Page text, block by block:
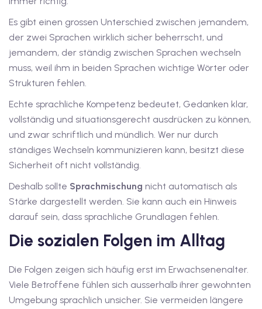
mit
den fide-Test
Es gibt einen grossen Unterschied zwischen jemandem,
der zwei Sprachen wirklich sicher beherrscht, und
jemandem, der ständig zwischen Sprachen wechseln
muss, weil ihm in beiden Sprachen wichtige Wörter oder
Strukturen fehlen.
Echte sprachliche Kompetenz bedeutet, Gedanken klar,
vollständig und situationsgerecht ausdrücken zu können,
und zwar schriftlich und mündlich. Wer nur durch
ständiges Wechseln kommunizieren kann, besitzt diese
Sicherheit oft nicht vollständig.
Deshalb sollte Sprachmischung nicht automatisch als
Stärke dargestellt werden. Sie kann auch ein Hinweis
darauf sein, dass sprachliche Grundlagen fehlen.
Die sozialen Folgen im Alltag
Die Folgen zeigen sich häufig erst im Erwachsenenalter.
Viele Betroffene fühlen sich ausserhalb ihrer gewohnten
Umgebung sprachlich unsicher. Sie vermeiden längere